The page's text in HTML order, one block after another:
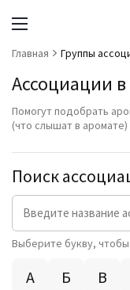
Главная Группы
Ассоциации
Помогут подобрать
(что слышат в аромате)
Поиск
Выберите букву,
А Б В